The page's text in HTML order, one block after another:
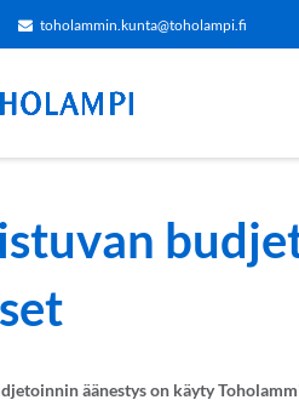
toholammin.kunta@toholampi.fi
äänestys on käyty